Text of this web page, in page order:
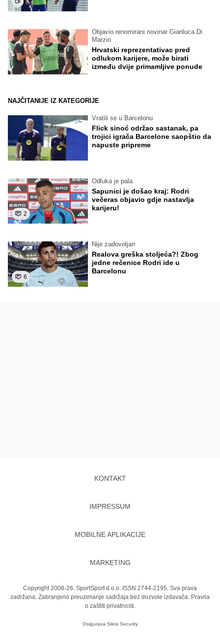
Objavio renomirani novinar Gianluca Di
Marzio
Hrvatski reprezentativac pred
odlukom karijere, može birati
između dvije primamljive ponude
NAJČITANIJE IZ KATEGORIJE
Vratili se u Barcelonu
Flick sinoć održao sastanak, pa
trojici igrača Barcelone saopštio da
napuste pripreme
2
Odluka je pala
Sapunici je došao kraj: Rodri
večeras objavio gdje nastavlja
karijeru!
6
Nije zadovoljan
Realova greška stoljeća?! Zbog
jedne rečenice Rodri ide u
Barcelonu
KONTAKT
IMPRESSUM
MOBILNE APLIKACIJE
MARKETING
Copyright 2008-26. SportSport d.o.o. ISSN 2744-2195. Sva prava
zadržana. Zabranjeno preuzimanje sadržaja bez dozvole izdavača. Pravila
o zaštiti privatnosti.
Osigurava Sikra Security